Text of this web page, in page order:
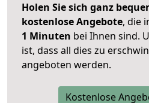
Holen Sie sich ganz
kostenlose Angebote, die
1 Minuten bei Ihnen sind.
ist, dass all dies zu
angeboten werden.
Kostenlose